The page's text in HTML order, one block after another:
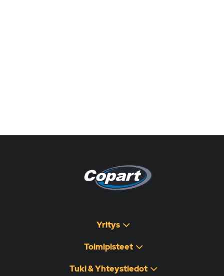
Yritys
Toimipisteet
Tuki & Yhteystiedot